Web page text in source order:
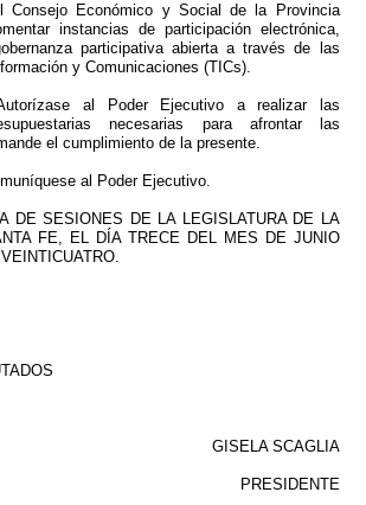
Consejo Económico y Social de la Provincia
instancias de participación electrónica,
participativa abierta a través de las
y Comunicaciones (TICs).
al Poder Ejecutivo a realizar las
necesarias para afrontar las
el cumplimiento de la presente.
al Poder Ejecutivo.
DE SESIONES DE LA LEGISLATURA DE LA
FE, EL DÍA TRECE DEL MES DE JUNIO
GISELA SCAGLIA
PRESIDENTE